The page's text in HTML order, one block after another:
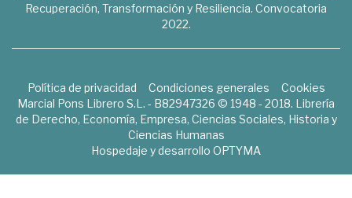
Recuperación, Transformación y Resiliencia. Convocatoria
2022.
Política de privacidad Condiciones generales
Cookies
Marcial Pons Librero S.L. - B82947326 © 1948 - 2018. Librería
de Derecho, Economía, Empresa, Ciencias Sociales, Historia y
Ciencias Humanas
Hospedaje y desarrollo OPTYMA